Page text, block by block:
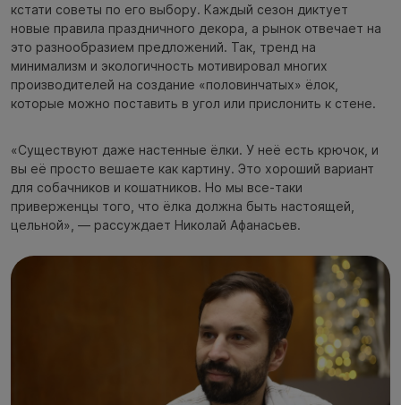
кстати советы по его выбору. Каждый сезон диктует
новые правила праздничного декора, а рынок отвечает на
это разнообразием предложений. Так, тренд на
минимализм и экологичность мотивировал многих
производителей на создание «половинчатых» ёлок,
которые можно поставить в угол или прислонить к стене.
«Существуют даже настенные ёлки. У неё есть крючок, и
вы её просто вешаете как картину. Это хороший вариант
для собачников и кошатников. Но мы все-таки
приверженцы того, что ёлка должна быть настоящей,
цельной», — рассуждает Николай Афанасьев.